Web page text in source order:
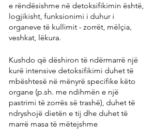
e rëndësishme në detoksifikimin është,
logjikisht, funksionimi i duhur i
organeve të kullimit - zorrët, mëlçia,
veshkat, lëkura.
Kushdo që dëshiron të ndërmarrë një
kurë intensive detoksifikimi duhet të
mbështesë në mënyrë specifike këto
organe (p.sh. me ndihmën e një
pastrimi të zorrës së trashë), duhet të
ndryshojë dietën e tij dhe duhet të
marrë masa të mëtejshme